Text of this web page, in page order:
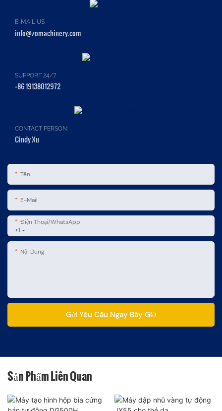
E-MAIL US
info@zomachinery.com
SUPPORT 24/7
+86 19138012972
CONTACT PERSON:
Cindy Xu
Tên
E-Mail
+1
Điện Thoại/WhatsApp
Nội Dung
Gửi Yêu Cầu Ngay Bây Giờ
Sản Phẩm Liên Quan